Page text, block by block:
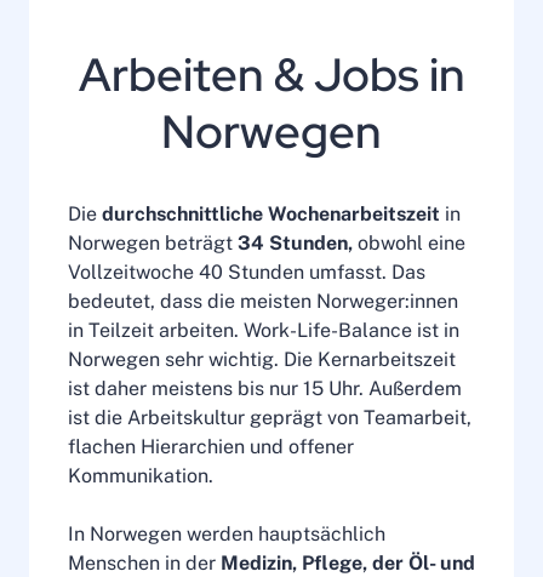
Arbeiten & Jobs in
Norwegen
Die durchschnittliche Wochenarbeitszeit in
Norwegen beträgt 34 Stunden, obwohl eine
Vollzeitwoche 40 Stunden umfasst. Das
bedeutet, dass die meisten Norweger:innen
in Teilzeit arbeiten. Work-Life-Balance ist in
Norwegen sehr wichtig. Die Kernarbeitszeit
ist daher meistens bis nur 15 Uhr. Außerdem
ist die Arbeitskultur geprägt von Teamarbeit,
flachen Hierarchien und offener
Kommunikation.
In Norwegen werden hauptsächlich
Menschen in der Medizin, Pflege, der Öl- und